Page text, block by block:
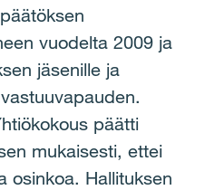
vuodelta 2009 ja
jäsenille ja
päätti
mukaisesti, ettei
osinkoa. Hallituksen